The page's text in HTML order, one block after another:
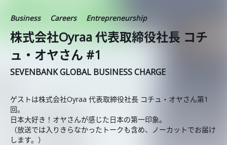
Business Careers Entrepreneurship
株式会社Oyraa 代表取締役社長 コチ
ュ・オヤさん #1
SEVENBANK GLOBAL BUSINESS CHARGE
ゲストは株式会社Oyraa 代表取締役社長 コチュ・オヤさん第1
回。
日本大好き！オヤさんが感じた日本の第一印象。
（放送では入りきらなかったトークも含め、ノーカットでお届け
します。）